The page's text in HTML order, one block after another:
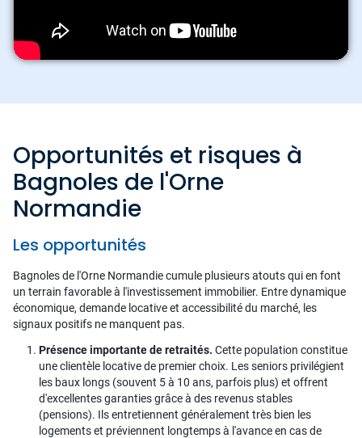
Opportunités et risques à
Bagnoles de l'Orne
Normandie
Les opportunités
Bagnoles de l'Orne Normandie cumule plusieurs atouts qui en font
un terrain favorable à l'investissement immobilier. Entre dynamique
économique, demande locative et accessibilité du marché, les
signaux positifs ne manquent pas.
Présence importante de retraités. Cette population constitue
une clientèle locative de premier choix. Les seniors privilégient
les baux longs (souvent 5 à 10 ans, parfois plus) et offrent
d'excellentes garanties grâce à des revenus stables
(pensions). Ils entretiennent généralement très bien les
logements et préviennent longtemps à l'avance en cas de